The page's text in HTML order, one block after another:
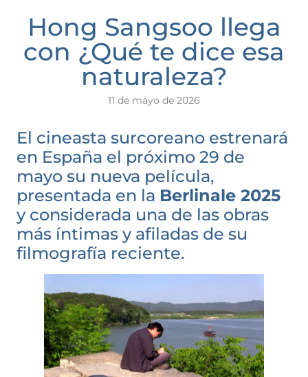
Hong Sangsoo llega
con ¿Qué te dice esa
naturaleza?
11 de mayo de 2026
El cineasta surcoreano estrenará
en España el próximo 29 de
mayo su nueva película,
presentada en la Berlinale 2025
y considerada una de las obras
más íntimas y afiladas de su
filmografía reciente.